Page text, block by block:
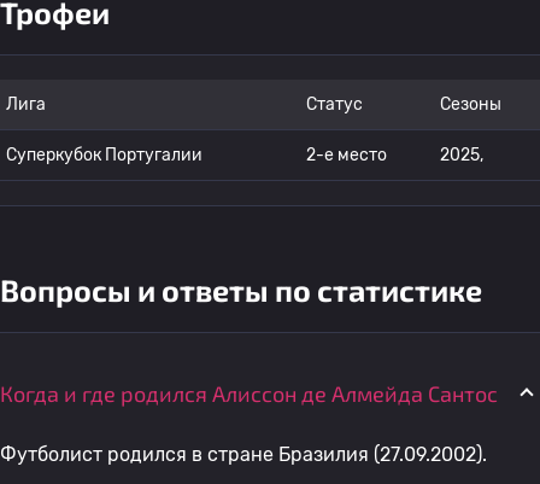
Трофеи
Лига Статус Сезоны
Суперкубок Португалии 2-е место 2025,
Вопросы и ответы по статистике
Когда и где родился Алиссон де Алмейда Сантос
Футболист родился в стране Бразилия (27.09.2002).